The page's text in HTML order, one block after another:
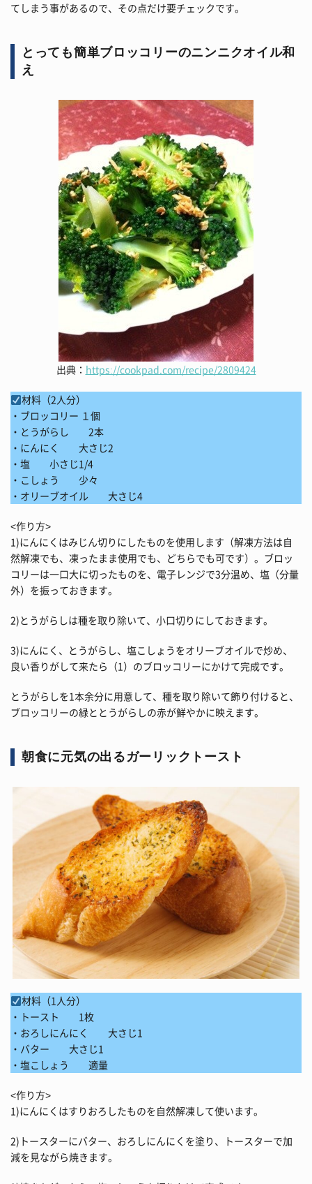
てしまう事があるので、その点だけ要チェックです。
とっても簡単ブロッコリーのニンニクオイル和
え
出典： https://cookpad.com/recipe/2809424
材料（2人分）
・ブロッコリー １個
・とうがらし 2本
・にんにく 大さじ2
・塩 小さじ1/4
・こしょう 少々
・オリーブオイル 大さじ4
<作り方>
1)にんにくはみじん切りにしたものを使用します（解凍方法は自
然解凍でも、凍ったまま使用でも、どちらでも可です）。ブロッ
コリーは一口大に切ったものを、電子レンジで3分温め、塩（分量
外）を振っておきます。
2)とうがらしは種を取り除いて、小口切りにしておきます。
3)にんにく、とうがらし、塩こしょうをオリーブオイルで炒め、
良い香りがして来たら（1）のブロッコリーにかけて完成です。
とうがらしを1本余分に用意して、種を取り除いて飾り付けると、
ブロッコリーの緑ととうがらしの赤が鮮やかに映えます。
朝食に元気の出るガーリックトースト
材料（1人分）
・トースト 1枚
・おろしにんにく 大さじ1
・バター 大さじ1
・塩こしょう 適量
<作り方>
1)にんにくはすりおろしたものを自然解凍して使います。
2)トースターにバター、おろしにんにくを塗り、トースターで加
減を見ながら焼きます。